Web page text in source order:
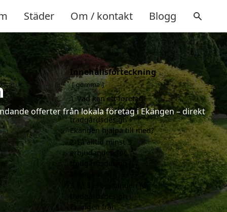
Städer Om / kontakt Blogg
offerter från lokala företag i Ekängen – direkt
Innehållsförteckning
gömma
1 Vad kan ett företag
som är specialiserat på
trädgårdsdesign i
Ekängen hjälpa till med?
2 Få alltid minst 3
erbjudanden för
trädgårdsdesign i
Få 3 erbjudanden för
trädgårdsdesign i
Ekängen från